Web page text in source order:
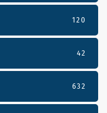
120
42
632